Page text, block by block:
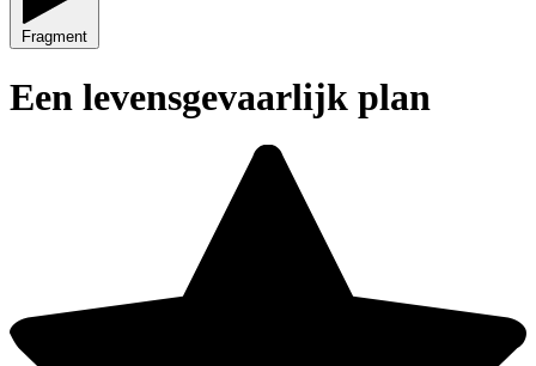
Fragment
Een levensgevaarlijk plan